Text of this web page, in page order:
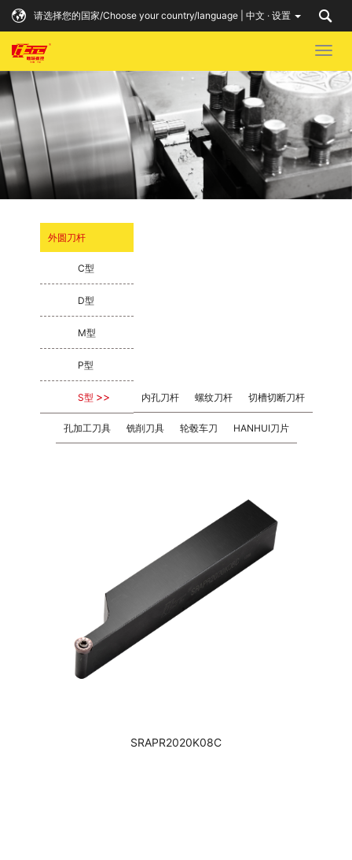
请选择您的国家/Choose your country/language | 中文 · 设置
外圆刀杆
C型
D型
M型
P型
S型 内孔刀杆 螺纹刀杆 切槽切断刀杆
孔加工刀具 铣削刀具 轮毂车刀 HANHUI刀片
SRAPR2020K08C